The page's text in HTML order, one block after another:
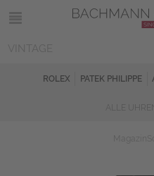
ROLEX PATEK PHILIPPE